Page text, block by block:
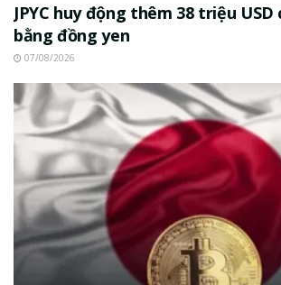
JPYC huy động thêm 38 triệu
bằng đồng yen
07/08/2026